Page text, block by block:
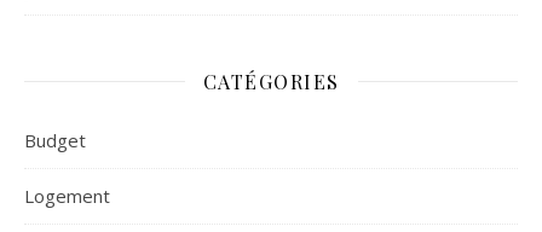
CATÉGORIES
Budget
Logement